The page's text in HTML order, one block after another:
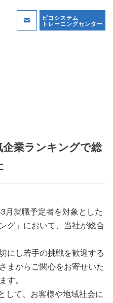
ピコシステム
トレーニングセンター
業ランキングで総
月就職予定者を対象とした
グ」において、当社が総合
にし若手の挑戦を歓迎する
まからご関心をお寄せいた
す。
して、お客様や地域社会に